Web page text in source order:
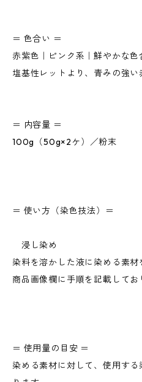
＝ 色合い ＝
赤紫色｜ピンク系｜鮮やかな色
塩基性レットより、青みの強い
＝ 内容量 ＝
100g（50g×2ケ）／粉末
＝ 使い方（染色技法）＝
浸し染め
染料を溶かした液に染める素材
商品画像欄に手順を記載してお
＝ 使用量の目安 ＝
染める素材に対して、使用す